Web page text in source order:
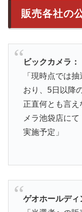
販売各社の
ビックカメラ：
「現時点では
おり、5日以降
正直何とも言
メラ池袋店に
実施予定」
ゲオホールディ